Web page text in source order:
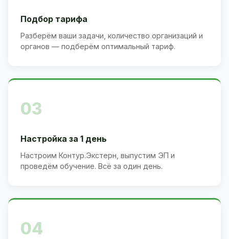
Подбор тарифа
Разберём ваши задачи, количество организаций и
органов — подберём оптимальный тариф.
03
Настройка за 1 день
Настроим Контур.Экстерн, выпустим ЭП и
проведём обучение. Всё за один день.
04